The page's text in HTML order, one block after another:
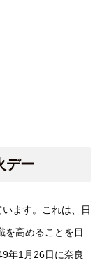
デー
ます。これは、日
を高めることを目
年1月26日に奈良